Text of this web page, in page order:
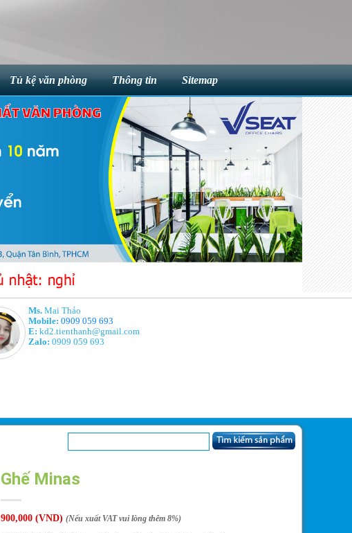
Tủ kệ văn phòng Thông tin Sitemap
Ms.Mai Thảo
Mobile: 0909 059 693
E: kd2.tienthanh@gmail.com
Zalo: 0909 059 693
Ghế Minas
900,000(VND) (Nếu xuất VAT vui lòng thêm 8%)